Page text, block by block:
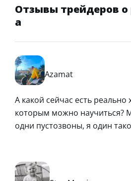
Отзывы трейдеров о
a
Azamat
А какой сейчас есть
которым можно научиться?
одни пустозвоны, я один